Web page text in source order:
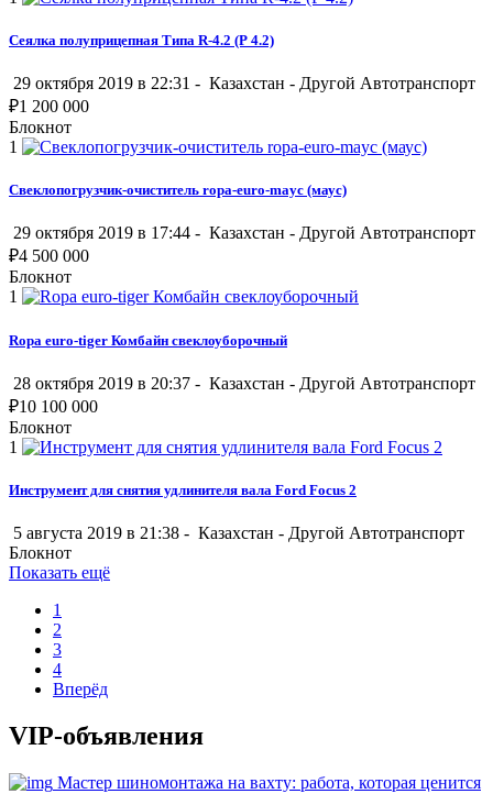
Сеялка полуприцепная Типа R-4.2 (Р 4.2)
29 октября 2019 в 22:31 - Казахстан - Другой Автотранспорт
₽1 200 000
Блокнот
1
Свеклопогрузчик-очиститель ropa-euro-mayc (маус)
29 октября 2019 в 17:44 - Казахстан - Другой Автотранспорт
₽4 500 000
Блокнот
1
Ropa euro-tiger Комбайн свеклоуборочный
28 октября 2019 в 20:37 - Казахстан - Другой Автотранспорт
₽10 100 000
Блокнот
1
Инструмент для снятия удлинителя вала Ford Focus 2
5 августа 2019 в 21:38 - Казахстан - Другой Автотранспорт
Блокнот
Показать ещё
1
2
3
4
Вперёд
VIP-объявления
Мастер шиномонтажа на вахту: работа, которая ценится